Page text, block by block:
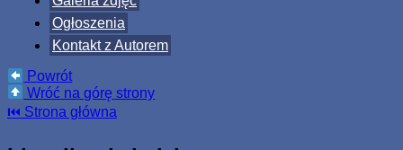
Ogłoszenia
Kontakt z Autorem
Powrót
Wróć na górę strony
⏮ Strona główna